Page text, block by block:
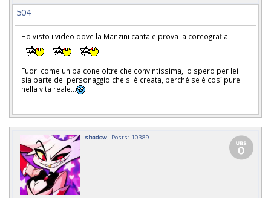
504
Ho visto i video dove la Manzini canta e prova la coreografia
Fuori come un balcone oltre che convintissima, io spero per lei
sia parte del personaggio che si è creata, perché se è così pure
nella vita reale...
shadow Posts: 10389